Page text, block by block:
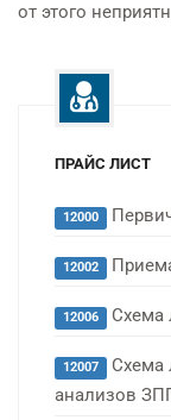
от этого
ПРАЙС ЛИСТ
12000
12002
12006 Схема
12007 Схема
анализов